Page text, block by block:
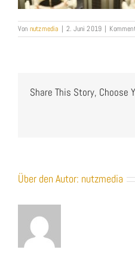
Von nutzmedia | 2. Juni 2019 |
Share This Story, Choose
Über den Autor: nutzmedia